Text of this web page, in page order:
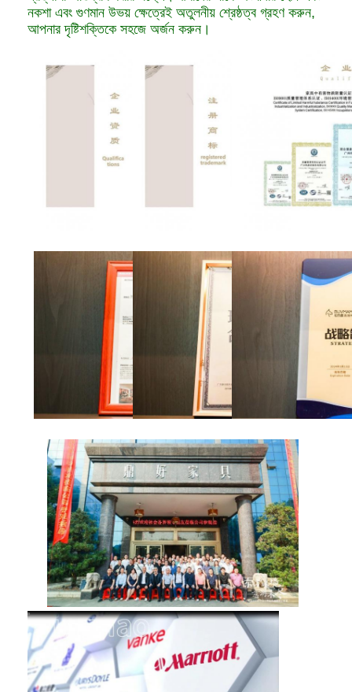
নকশা এবং গুণমান উভয় ক্ষেত্রেই অতুলনীয় শ্রেষ্ঠত্ব গ্রহণ করুন,
আপনার দৃষ্টিশক্তিকে সহজে অর্জন করুন।